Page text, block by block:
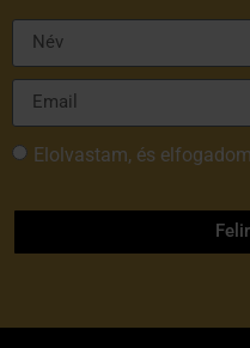
Elolvastam, és